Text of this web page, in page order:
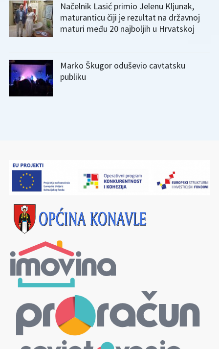
Načelnik Lasić primio Jelenu Kljunak,
maturanticu čiji je rezultat na državnoj
maturi među 20 najboljih u Hrvatskoj
Marko Škugor oduševio cavtatsku
publiku